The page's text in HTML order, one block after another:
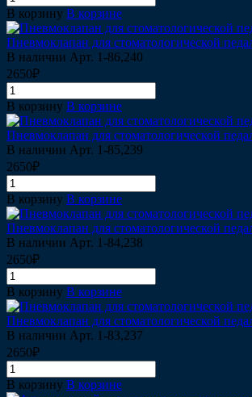
В корзину В корзине
Пневмоклапан для стоматологической
В наличии Арт. 1-86,240
2650₽
В корзину В корзине
Пневмоклапан для стоматологической
В наличии Арт. 1-85,239
2650₽
В корзину В корзине
Пневмоклапан для стоматологической
В наличии Арт. 1-84,238
2650₽
В корзину В корзине
Пневмоклапан для стоматологической
В наличии Арт. 1-83,237
2650₽
В корзину В корзине